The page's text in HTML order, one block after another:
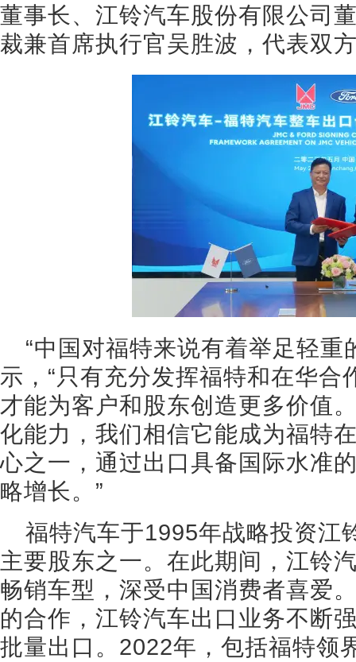
董事长、江铃汽车股份有限公司
裁兼首席执行官吴胜波，代表双
“中国对福特来说有着举足轻重
示，“只有充分发挥福特和在华
才能为客户和股东创造更多价值
化能力，我们相信它能成为福特
心之一，通过出口具备国际水准
略增长。”
福特汽车于1995年战略投资江
主要股东之一。在此期间，江铃
畅销车型，深受中国消费者喜爱
的合作，江铃汽车出口业务不断
批量出口。2022年，包括福特领